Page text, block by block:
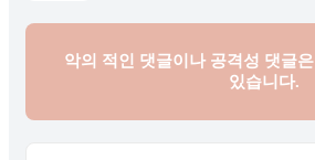
악의 적인 댓글이나 공격성 댓글은
있습니다.